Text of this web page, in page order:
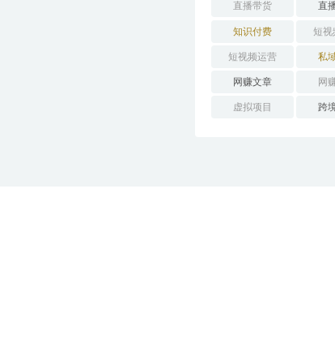
直播带货 直
知识付费 短视
短视频运营 私
网赚文章 网
虚拟项目 跨